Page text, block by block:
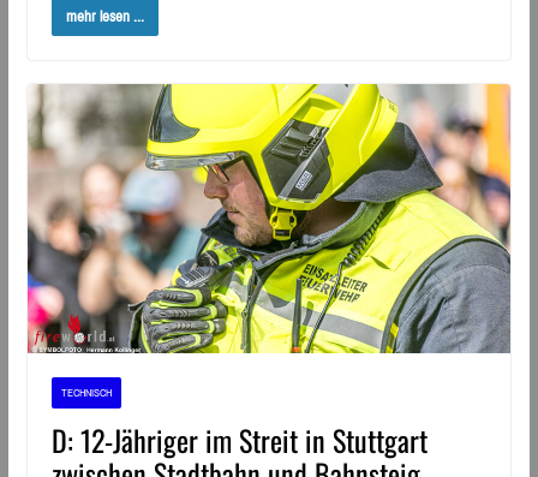
mehr lesen ...
TECHNISCH
D: 12-Jähriger im Streit in Stuttgart